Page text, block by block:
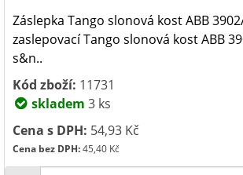
Záslepka Tango slonová kost ABB
zaslepovací Tango slonová kost ABB
s&n..
Kód zboží: 11731
skladem 3 ks
Cena s DPH: 54,93 Kč
Cena bez DPH:45,40 Kč